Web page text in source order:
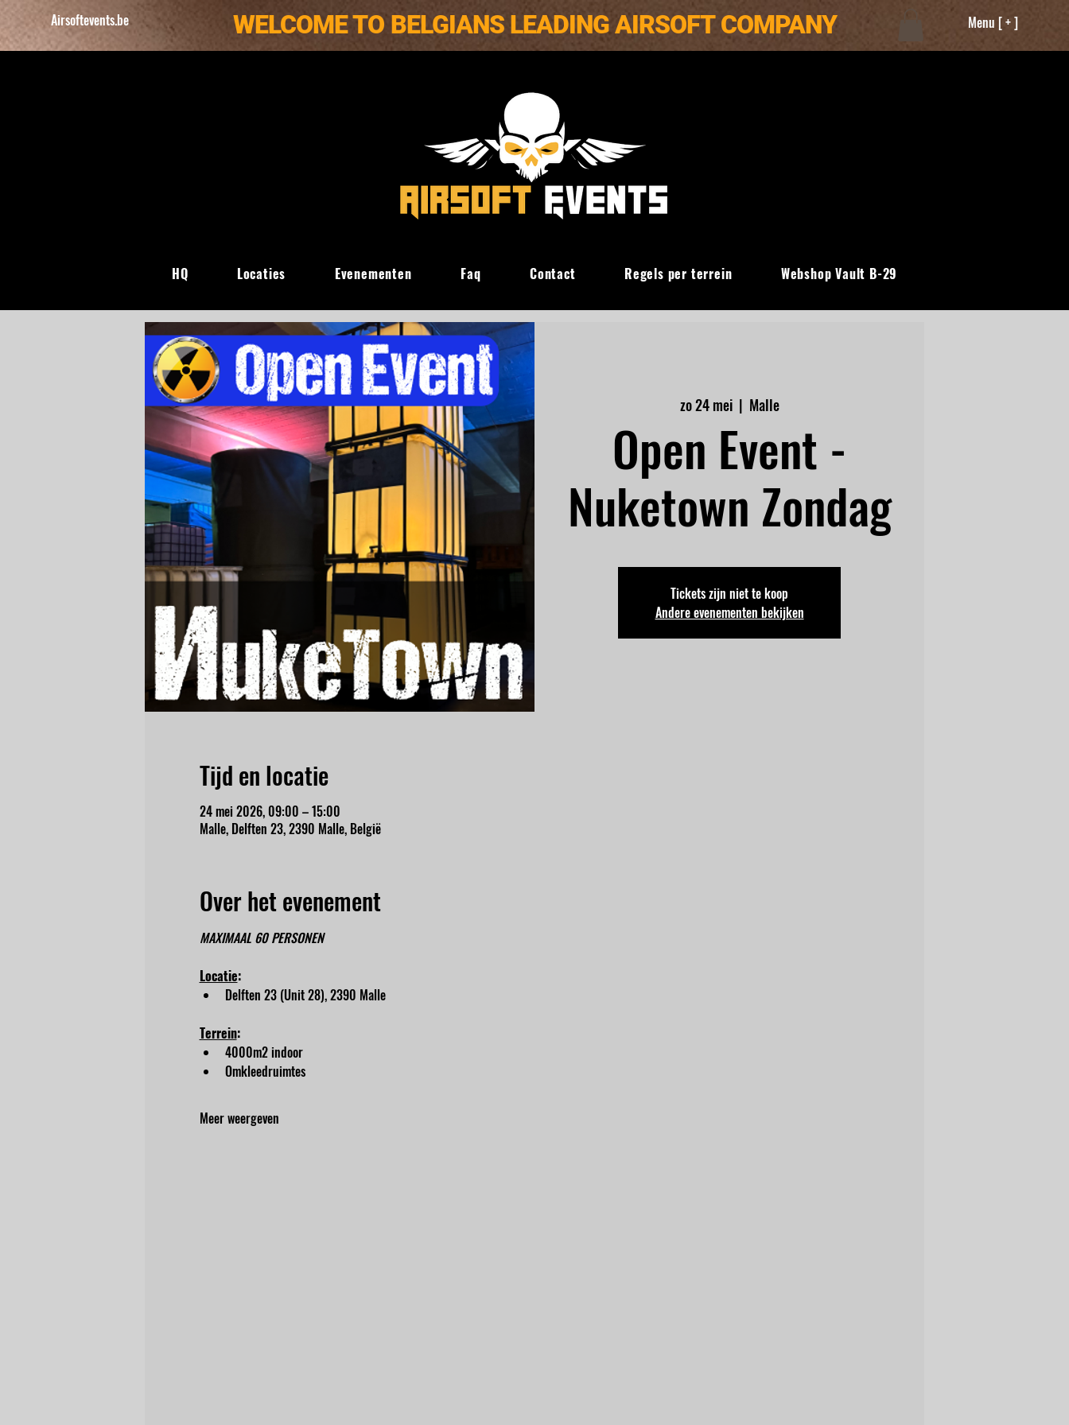
Airsoftevents.be Menu [ + ]
WELCOME TO BELGIANS LEADING AIRSOFT COMPANY
zo 24 mei
  |
Malle
Open Event -
Nuketown Zondag
Tickets zijn niet te koop
Andere evenementen bekijken
Tijd en locatie
24 mei 2026, 09:00 – 15:00
Malle, Delften 23, 2390 Malle, België
Over het evenement
MAXIMAAL 60 PERSONEN
Locatie:
Delften 23 (Unit 28), 2390 Malle
Terrein:
4000m2 indoor
Omkleedruimtes
Meer weergeven
HQ Locaties Evenementen Faq Contact Regels per terrein Webshop Vault B-29